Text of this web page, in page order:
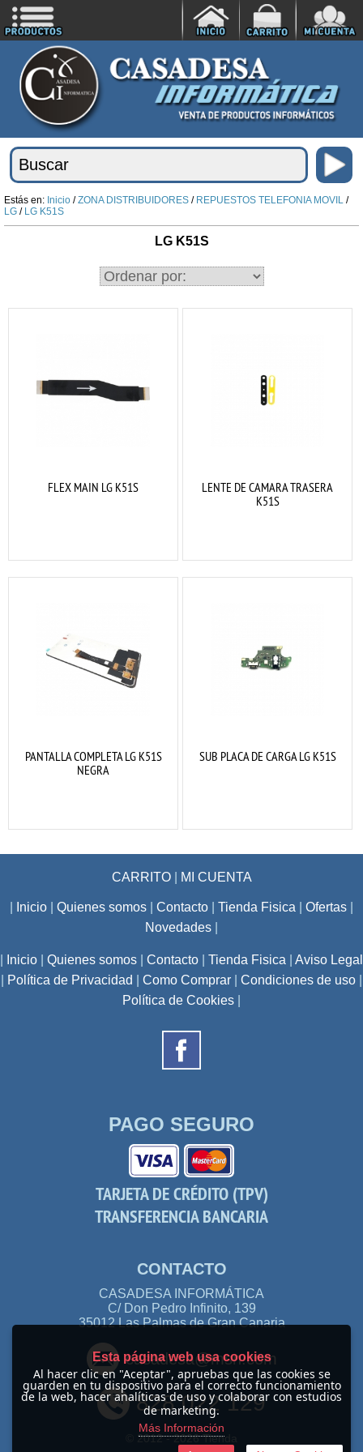
Estás en: Inicio /ZONA DISTRIBUIDORES / REPUESTOS TELEFONIA MOVIL /
LG / LG K51S
LG K51S
FLEX MAIN LG K51S
LENTE DE CAMARA TRASERA
K51S
PANTALLA COMPLETA LG K51S
NEGRA
SUB PLACA DE CARGA LG K51S
CARRITO| MI CUENTA
Inicio Quienes somos Contacto Tienda Fisica Ofertas
Novedades
Inicio Quienes somos Contacto Tienda Fisica
Aviso Legal
Política de Privacidad Como Comprar Condiciones de uso
Política de Cookies
PAGO SEGURO
TARJETA DE CRÉDITO (TPV)
TRANSFERENCIA BANCARIA
CONTACTO
CASADESA INFORMÁTICA
C/ Don Pedro Infinito, 139
35012 Las Palmas de Gran Canaria
casadesa@msn.com
828 022 129
© 2012 -2026 Tienda
Esta página web usa cookies
Al hacer clic en "Aceptar", apruebas que las cookies se
guarden en tu dispositivo para el correcto funcionamiento
de la web, hacer analíticas de uso y colaborar con estudios
de marketing.
Más Información